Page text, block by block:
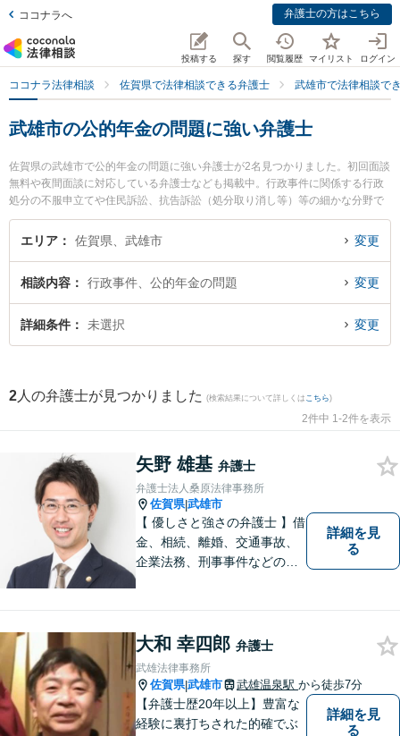
ココナラへ 弁護士の方はこちら
投稿する 探す 閲覧履歴 マイリスト ログイン
ココナラ法律相談 佐賀県で法律相談できる弁護士 武雄市で法律相談で
武雄市の公的年金の問題に強い弁護士
佐賀県の武雄市で公的年金の問題に強い弁護士が2名見つかりました。初回面談
無料や夜間面談に対応している弁護士なども掲載中。行政事件に関係する行政
処分の不服申立てや住民訴訟、抗告訴訟（処分取り消し等）等の細かな分野で
の絞り込み検索もでき便利です。特に弁護士法人桑原法律事務所の矢野 雄基弁
護士や武雄法律事務所の大和 幸四郎弁護士のプロフィール情報や弁護士費用、
強みなどが注目されています。『武雄市で土日や夜間に発生した公的年金の問
決の実績豊富な近くの弁護士を検索したい』『初回相談無料で公的年金の問題
を法律相談できる武雄市内の弁護士に相談予約したい』などでお困りの相談者
さんにおすすめです。
エリア 佐賀県、武雄市 変更
相談内容 行政事件、公的年金の問題 変更
詳細条件 未選択 変更
2 人の弁護士が見つかりました (検索結果について詳しくは こちら)
2件中 1-2件を表示
矢野 雄基 弁護士
弁護士法人桑原法律事務所
佐賀県|武雄市
【 優しさと強さの弁護士 】借
金、相続、離婚、交通事故、
企業法務、刑事事件などのご
なリーガルサービスを提供い
たします。
詳細を見
る
大和 幸四郎 弁護士
武雄法律事務所
佐賀県|武雄市 武雄温泉駅 から徒歩7分
【弁護士歴20年以上】豊富な
経験に裏打ちされた的確でぶ
詳細を見
る